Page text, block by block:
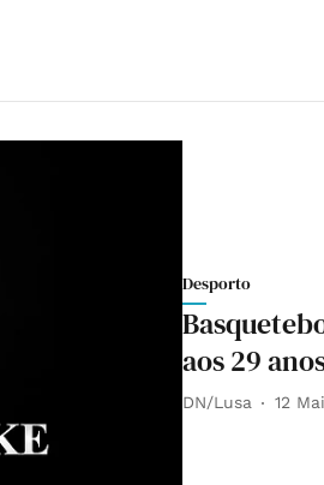
Desporto
aos 29
DN/Lusa 12